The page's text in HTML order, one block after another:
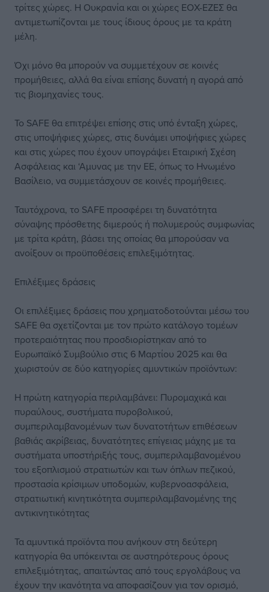
τρίτες χώρες. Η Ουκρανία και οι χώρες ΕΟΧ-ΕΖΕΣ θα
αντιμετωπίζονται με τους ίδιους όρους με τα κράτη
μέλη.
Όχι μόνο θα μπορούν να συμμετέχουν σε κοινές
προμήθειες, αλλά θα είναι επίσης δυνατή η αγορά από
τις βιομηχανίες τους.
Το SAFE θα επιτρέψει επίσης στις υπό ένταξη χώρες,
στις υποψήφιες χώρες, στις δυνάμει υποψήφιες χώρες
και στις χώρες που έχουν υπογράψει Εταιρική Σχέση
Ασφάλειας και ‘Αμυνας με την ΕΕ, όπως το Ηνωμένο
Βασίλειο, να συμμετάσχουν σε κοινές προμήθειες.
Ταυτόχρονα, το SAFE προσφέρει τη δυνατότητα
σύναψης πρόσθετης διμερούς ή πολυμερούς συμφωνίας
με τρίτα κράτη, βάσει της οποίας θα μπορούσαν να
ανοίξουν οι προϋποθέσεις επιλεξιμότητας.
Επιλέξιμες δράσεις
Οι επιλέξιμες δράσεις που χρηματοδοτούνται μέσω του
SAFE θα σχετίζονται με τον πρώτο κατάλογο τομέων
προτεραιότητας που προσδιορίστηκαν από το
Ευρωπαϊκό Συμβούλιο στις 6 Μαρτίου 2025 και θα
χωριστούν σε δύο κατηγορίες αμυντικών προϊόντων:
Η πρώτη κατηγορία περιλαμβάνει: Πυρομαχικά και
πυραύλους, συστήματα πυροβολικού,
συμπεριλαμβανομένων των δυνατοτήτων επιθέσεων
βαθιάς ακρίβειας, δυνατότητες επίγειας μάχης με τα
συστήματα υποστήριξής τους, συμπεριλαμβανομένου
του εξοπλισμού στρατιωτών και των όπλων πεζικού,
προστασία κρίσιμων υποδομών, κυβερνοασφάλεια,
στρατιωτική κινητικότητα συμπεριλαμβανομένης της
αντικινητικότητας
Τα αμυντικά προϊόντα που ανήκουν στη δεύτερη
κατηγορία θα υπόκεινται σε αυστηρότερους όρους
επιλεξιμότητας, απαιτώντας από τους εργολάβους να
έχουν την ικανότητα να αποφασίζουν για τον ορισμό,